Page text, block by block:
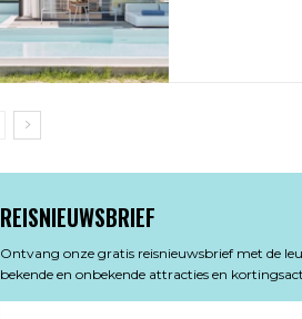
REISNIEUWSBRIEF
Ontvang onze gratis reisnieuwsbrief met de
bekende en onbekende attracties en